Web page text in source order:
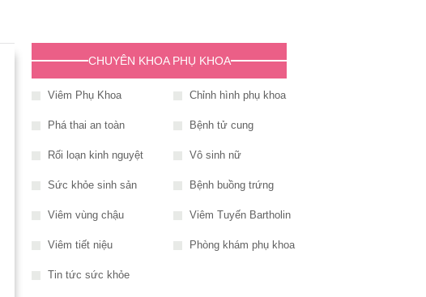
CHUYÊN KHOA PHỤ KHOA
Viêm Phụ Khoa Chỉnh hình phụ khoa
Phá thai an toàn Bệnh tử cung
Rối loạn kinh nguyệt Vô sinh nữ
Sức khỏe sinh sản Bệnh buồng trứng
Viêm vùng chậu Viêm Tuyến Bartholin
Viêm tiết niệu Phòng khám phụ khoa
Tin tức sức khỏe